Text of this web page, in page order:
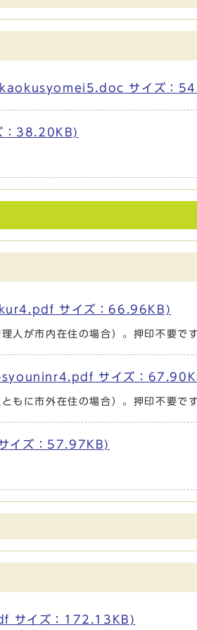
サイズ：
：38.20KB)
サイズ：66.96KB)
人が市内在住の場合）。押印不要です
syouninr4.pdf サイズ：
もに市外在住の場合）。押印不要です
イズ：57.97KB)
サイズ：172.13KB)